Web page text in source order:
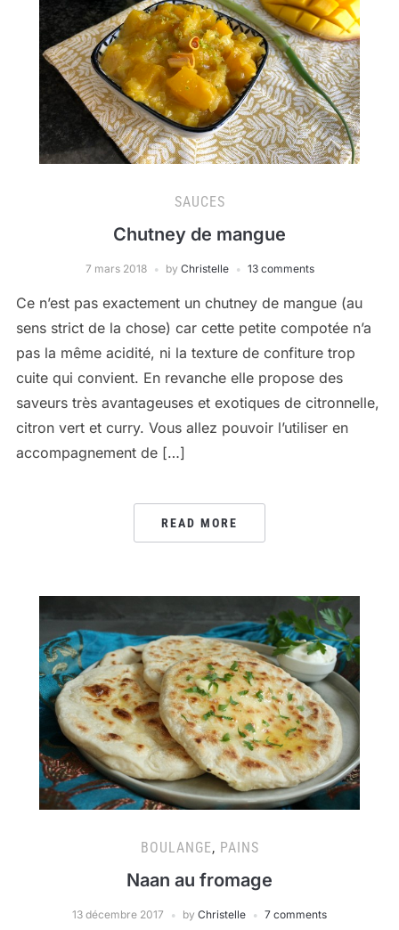
SAUCES
Chutney de mangue
7 mars 2018 by Christelle 13 comments
Ce n’est pas exactement un chutney de mangue (au
sens strict de la chose) car cette petite compotée n’a
pas la même acidité, ni la texture de confiture trop
cuite qui convient. En revanche elle propose des
saveurs très avantageuses et exotiques de citronnelle,
citron vert et curry. Vous allez pouvoir l’utiliser en
accompagnement de […]
READ MORE
BOULANGE, PAINS
Naan au fromage
13 décembre 2017 by Christelle 7 comments